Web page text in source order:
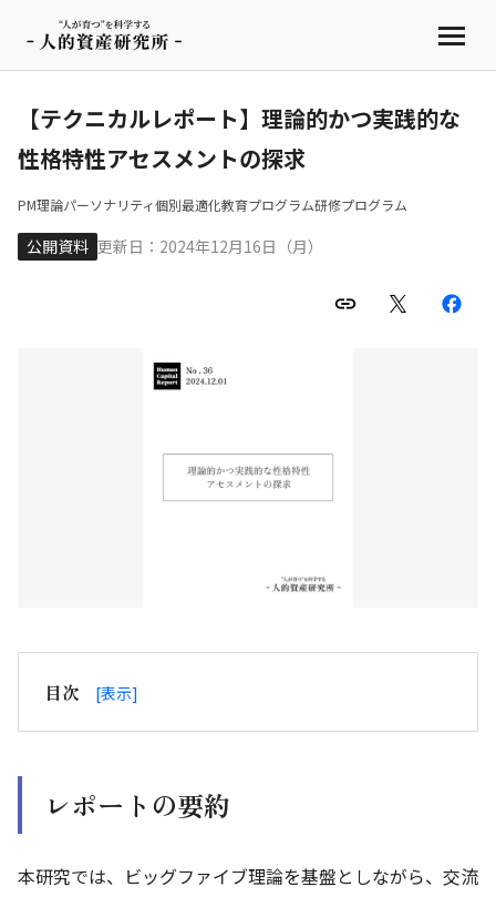
【テクニカルレポート】理論的かつ実践的な
性格特性アセスメントの探求
PM理論パーソナリティ個別最適化教育プログラム研修プログラム
公開資料 更新日：2024年12月16日（月）
目次
約
レポートの要約
本研究では、ビッグファイブ理論を基盤としながら、交流